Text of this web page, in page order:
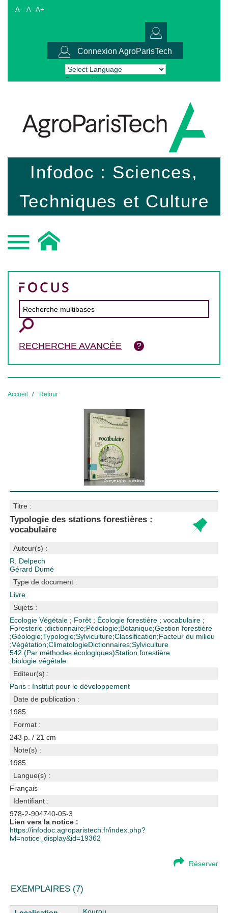
A- A A+
Connexion AgroParisTech
Powered by Translate
Infodoc : Sciences,
Techniques et Culture
RECHERCHE AVANCÉE
Accueil Retour
Titre :
Typologie des stations forestières :
vocabulaire
Auteur(s) :
R. Delpech
Gérard Dumé
Type de document :
Livre
Sujets :
Ecologie Végétale ; Forêt ; Écologie forestière ;vocabulaire ;
Foresterie ;dictionnaire;Pédologie;Botanique;Gestion forestière
;Géologie;Typologie;Sylviculture;Classification;Facteur du milieu
;Végétation;ClimatologieDictionnaires;Sylviculture
542 (Par méthodes écologiques)Station forestière
;biologie végétale
Editeur(s) :
Paris : Institut pour le développement
Date de publication :
1985
Format :
243 p. / 21 cm
Note(s) :
1985
Langue(s) :
Français
Identifiant :
978-2-904740-05-3
Lien vers la notice :
https://infodoc.agroparistech.fr/index.php?
lvl=notice_display&id=19362
Réserver
EXEMPLAIRES (7)
Liste des exemplaires